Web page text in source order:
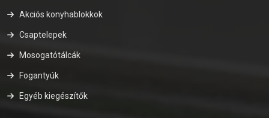
Akciós konyhablokkok
Csaptelepek
Mosogatótálcák
Fogantyúk
Egyéb kiegészítők